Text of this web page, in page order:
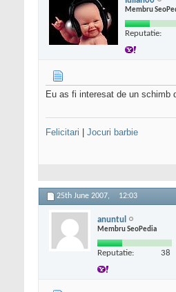
Membru
Reputatie:
Eu as fi interesat de un schimb
Felicitari Jocuri barbie
25th June 2007, 12:03
anuntul
Membru SeoPedia
Reputatie: 38